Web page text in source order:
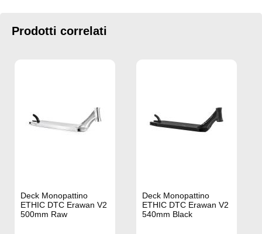
Prodotti correlati
Deck Monopattino
ETHIC DTC Erawan V2
500mm Raw
Deck Monopattino
ETHIC DTC Erawan V2
540mm Black